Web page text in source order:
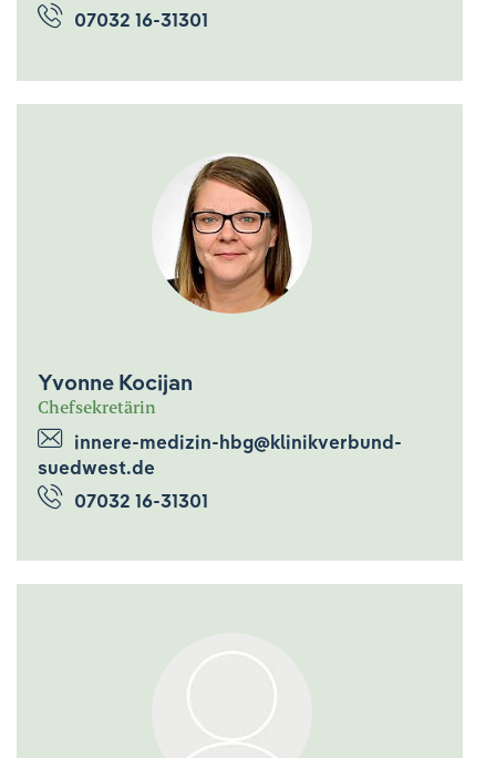
07032 16-31301
Yvonne Kocijan
Chefsekretärin
innere-medizin-hbg@klinikverbund-
suedwest.de
07032 16-31301